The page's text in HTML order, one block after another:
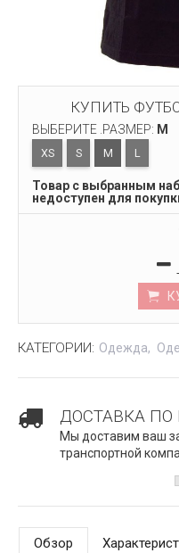
КУПИТЬ
ВЫБЕРИТЕ .РАЗМЕР: M
XS S M L
Товар с выбранным
недоступен для
КАТЕГОРИИ: Одежда
ДОСТАВКА ПО
Мы доставим ваш
транспортной
Обзор